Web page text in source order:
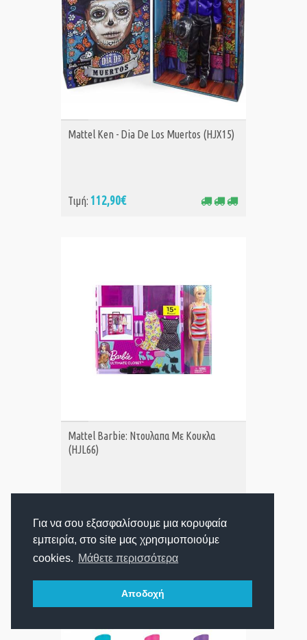
Για να σου εξασφαλίσουμε μια κορυφαία
εμπειρία, στο site μας χρησιμοποιούμε
cookies. Μάθετε περισσότερα
Αποδοχή
ΑΓΟΡΑ
Mattel Ken - Dia De Los Muertos (HJX15)
Τιμή: 112,90€
ΑΓΟΡΑ
Mattel Barbie: Ντουλαπα Με Κουκλα
(HJL66)